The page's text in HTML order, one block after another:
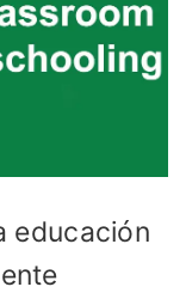
educación